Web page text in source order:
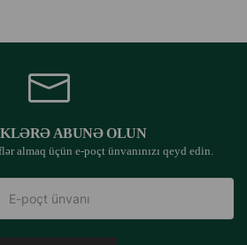
ABUNƏ OLUN
almaq üçün e-poçt ünvanınızı qeyd edin.